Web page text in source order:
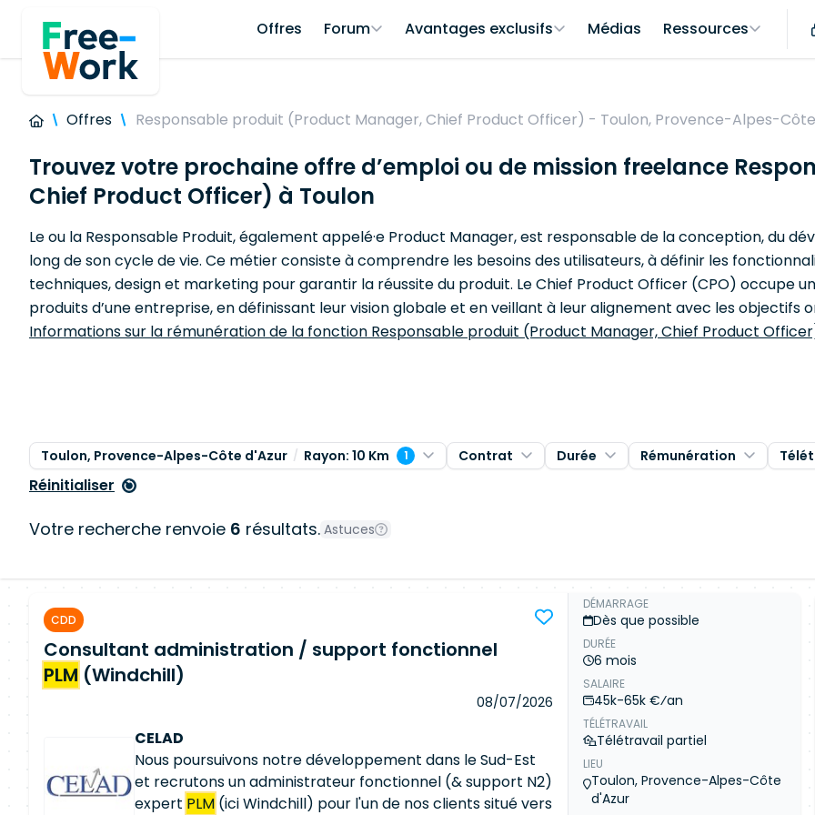
Offres Forum Avantages exclusifs Médias Ressources
Offres Responsable produit (Product Manager, Chief Product Officer) - Toulon, Provence-Alpes-
Trouvez votre prochaine offre d’emploi ou de mission freelance
Chief Product Officer) à Toulon
Le ou la Responsable Produit, également appelé·e Product Manager, est responsable de la conception, du
long de son cycle de vie. Ce métier consiste à comprendre les besoins des utilisateurs, à définir les
techniques, design et marketing pour garantir la réussite du produit. Le Chief Product Officer (CPO) occupe
produits d’une entreprise, en définissant leur vision globale et en veillant à leur alignement avec les objectifs
Informations sur la rémunération de la fonction Responsable produit (Product Manager, Chief Product
Toulon, Provence-Alpes-Côte d'Azur Rayon: 10 Km 1 Contrat Durée Rémunération
Réinitialiser
Votre recherche renvoie 6 résultats. Astuces
CDD
Consultant administration / support fonctionnel
PLM (Windchill)
08/07/2026
CELAD
Nous poursuivons notre développement dans le Sud-Est
et recrutons un administrateur fonctionnel (& support N2)
expert PLM (ici Windchill) pour l'un de nos clients situé vers
DÉMARRAGE
Dès que possible
DURÉE
6 mois
SALAIRE
45k-65k €⁄an
TÉLÉTRAVAIL
Télétravail partiel
LIEU
Toulon, Provence-Alpes-Côte
d'Azur